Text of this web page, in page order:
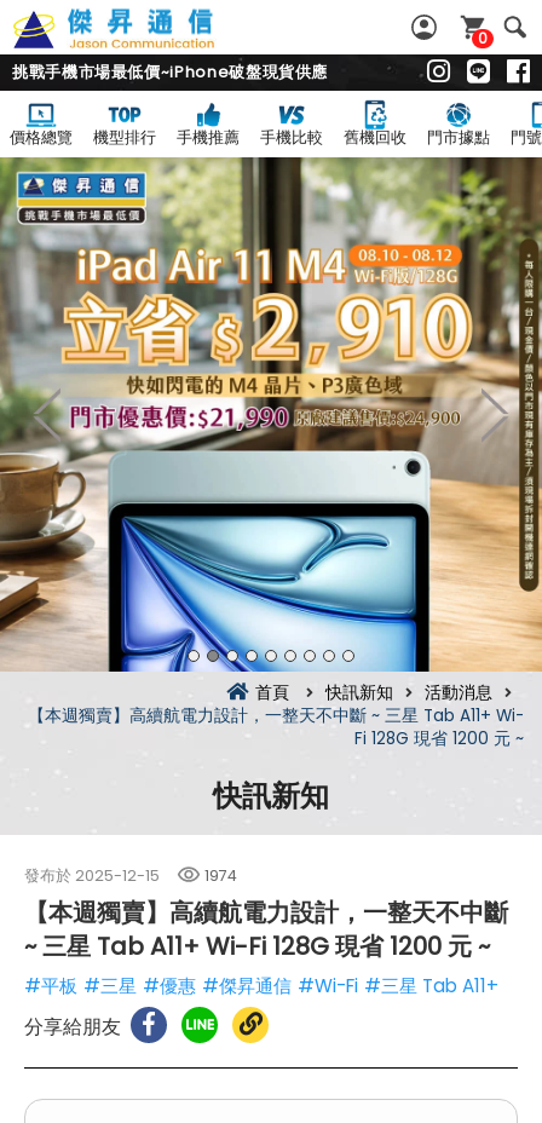
0
挑戰手機市場最低價~iPhone破盤現貨供應
價格總覽 機型排行 手機推薦 手機比較 舊機回收 門市據點 門
首頁 快訊新知
活動消息
【本週獨賣】高續航電力設計，一整天不中斷 ~ 三星 Tab A11+ Wi-
Fi 128G 現省 1200 元 ~
快訊新知
發布於 2025-12-15 1974
【本週獨賣】高續航電力設計，一整天不中斷
~ 三星 Tab A11+ Wi-Fi 128G 現省 1200 元 ~
#平板 #三星 #優惠 #傑昇通信 #Wi-Fi #三星 Tab A11+
分享給朋友